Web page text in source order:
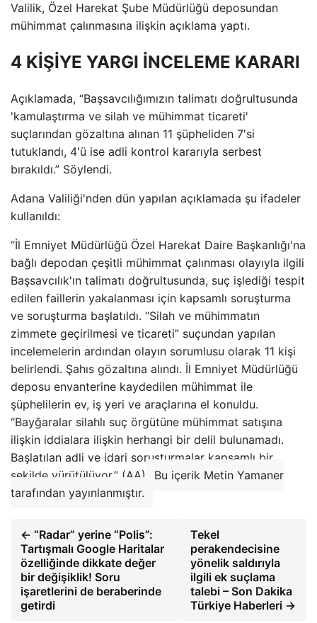
Valilik, Özel Harekat Şube Müdürlüğü deposundan
mühimmat çalınmasına ilişkin açıklama yaptı.
4 KİŞİYE YARGI İNCELEME KARARI
Açıklamada, “Başsavcılığımızın talimatı doğrultusunda
'kamulaştırma ve silah ve mühimmat ticareti'
suçlarından gözaltına alınan 11 şüpheliden 7'si
tutuklandı, 4'ü ise adli kontrol kararıyla serbest
bırakıldı.” Söylendi.
Adana Valiliği'nden dün yapılan açıklamada şu ifadeler
kullanıldı:
“İl Emniyet Müdürlüğü Özel Harekat Daire Başkanlığı'na
bağlı depodan çeşitli mühimmat çalınması olayıyla ilgili
Başsavcılık'ın talimatı doğrultusunda, suç işlediği tespit
edilen faillerin yakalanması için kapsamlı soruşturma
ve soruşturma başlatıldı. “Silah ve mühimmatın
zimmete geçirilmesi ve ticareti” suçundan yapılan
incelemelerin ardından olayın sorumlusu olarak 11 kişi
belirlendi. Şahıs gözaltına alındı. İl Emniyet Müdürlüğü
deposu envanterine kaydedilen mühimmat ile
şüphelilerin ev, iş yeri ve araçlarına el konuldu.
“Bayğaralar silahlı suç örgütüne mühimmat satışına
ilişkin iddialara ilişkin herhangi bir delil bulunamadı.
Başlatılan adli ve idari soruşturmalar kapsamlı bir
şekilde yürütülüyor.” (AA)
Bu içerik Metin Yamaner
tarafından yayınlanmıştır.
← “Radar” yerine “Polis”:
Tartışmalı Google Haritalar
özelliğinde dikkate değer
bir değişiklik! Soru
işaretlerini de beraberinde
getirdi
Tekel
perakendecisine
yönelik saldırıyla
ilgili ek suçlama
talebi – Son Dakika
Türkiye Haberleri →